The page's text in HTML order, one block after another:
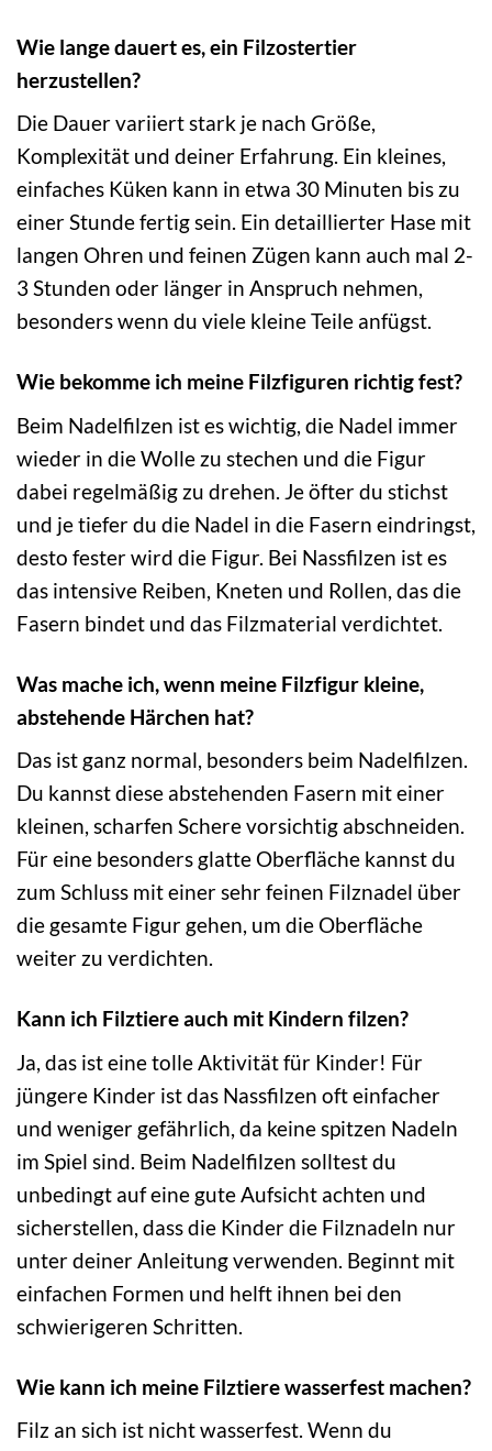
Wie lange dauert es, ein Filzostertier
herzustellen?
Die Dauer variiert stark je nach Größe,
Komplexität und deiner Erfahrung. Ein kleines,
einfaches Küken kann in etwa 30 Minuten bis zu
einer Stunde fertig sein. Ein detaillierter Hase mit
langen Ohren und feinen Zügen kann auch mal 2-
3 Stunden oder länger in Anspruch nehmen,
besonders wenn du viele kleine Teile anfügst.
Wie bekomme ich meine Filzfiguren richtig fest?
Beim Nadelfilzen ist es wichtig, die Nadel immer
wieder in die Wolle zu stechen und die Figur
dabei regelmäßig zu drehen. Je öfter du stichst
und je tiefer du die Nadel in die Fasern eindringst,
desto fester wird die Figur. Bei Nassfilzen ist es
das intensive Reiben, Kneten und Rollen, das die
Fasern bindet und das Filzmaterial verdichtet.
Was mache ich, wenn meine Filzfigur kleine,
abstehende Härchen hat?
Das ist ganz normal, besonders beim Nadelfilzen.
Du kannst diese abstehenden Fasern mit einer
kleinen, scharfen Schere vorsichtig abschneiden.
Für eine besonders glatte Oberfläche kannst du
zum Schluss mit einer sehr feinen Filznadel über
die gesamte Figur gehen, um die Oberfläche
weiter zu verdichten.
Kann ich Filztiere auch mit Kindern filzen?
Ja, das ist eine tolle Aktivität für Kinder! Für
jüngere Kinder ist das Nassfilzen oft einfacher
und weniger gefährlich, da keine spitzen Nadeln
im Spiel sind. Beim Nadelfilzen solltest du
unbedingt auf eine gute Aufsicht achten und
sicherstellen, dass die Kinder die Filznadeln nur
unter deiner Anleitung verwenden. Beginnt mit
einfachen Formen und helft ihnen bei den
schwierigeren Schritten.
Wie kann ich meine Filztiere wasserfest machen?
Filz an sich ist nicht wasserfest. Wenn du